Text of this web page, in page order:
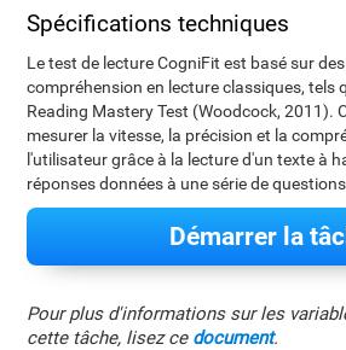
Spécifications techniques
Le test de lecture CogniFit est basé sur
compréhension en lecture classiques, tels
Reading Mastery Test (Woodcock, 2011).
mesurer la vitesse, la précision et la
l'utilisateur grâce à la lecture d'un texte à
réponses données à une série de
Démarrer la
Pour plus d'informations sur les
cette tâche, lisez ce document.